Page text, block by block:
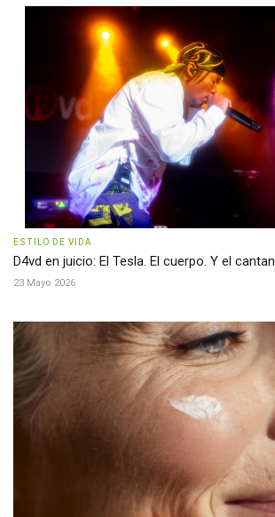
ESTILO DE VIDA
D4vd en juicio: El Tesla. El cuerpo. Y el
23 Mayo 2026